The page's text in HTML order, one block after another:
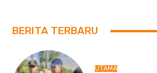
BERITA TERBARU
UTAMA